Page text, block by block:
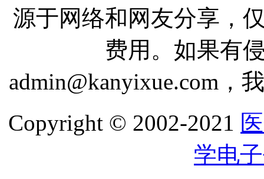
源于网络和网友分享，
费用。如果有
admin@kanyixue.com，
Copyright © 2002-2021
学电